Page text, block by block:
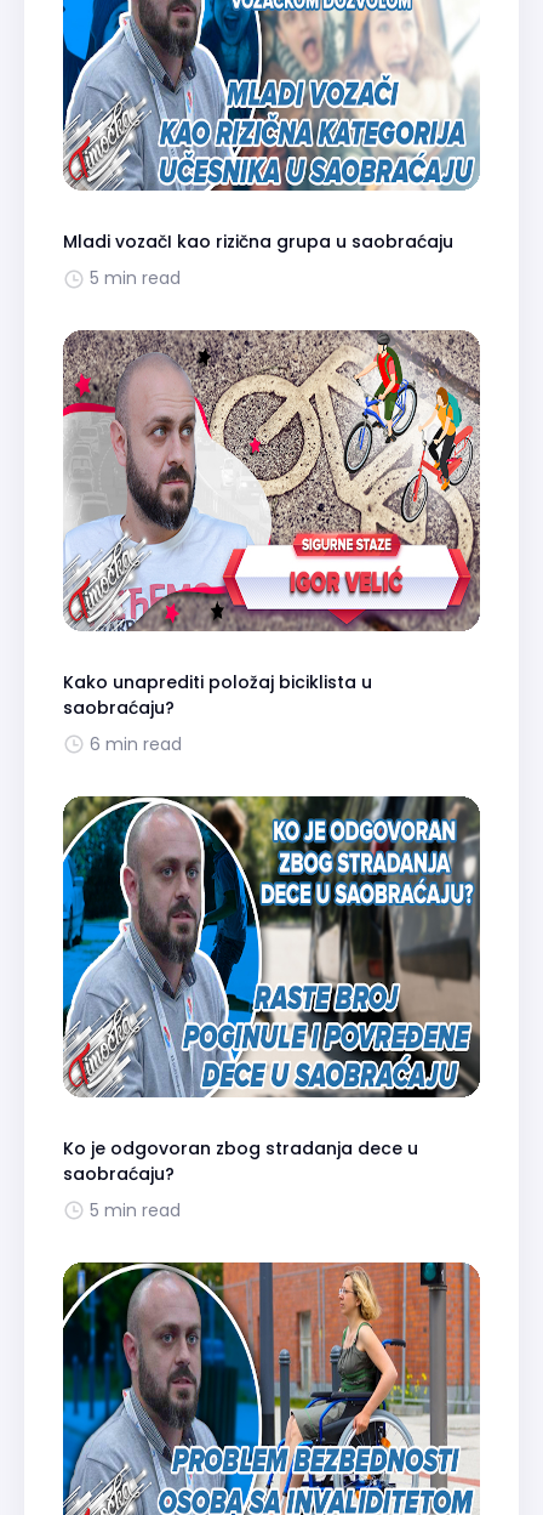
Mladi vozačI kao rizična grupa u saobraćaju
5 min read
Kako unaprediti položaj biciklista u
saobraćaju?
6 min read
Ko je odgovoran zbog stradanja dece u
saobraćaju?
5 min read